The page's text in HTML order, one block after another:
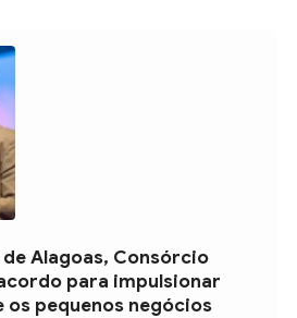
Alagoas, Consórcio
para impulsionar
pequenos negócios